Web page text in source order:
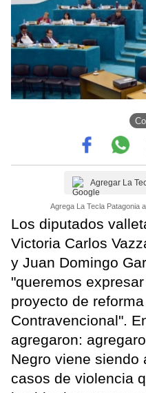
Agregar La
Agrega La Tecla Patagonia
Los diputados
Victoria Carlos
y Juan Domingo
"queremos
proyecto de
Contravencional".
agregaron:
Negro viene siendo
casos de violencia